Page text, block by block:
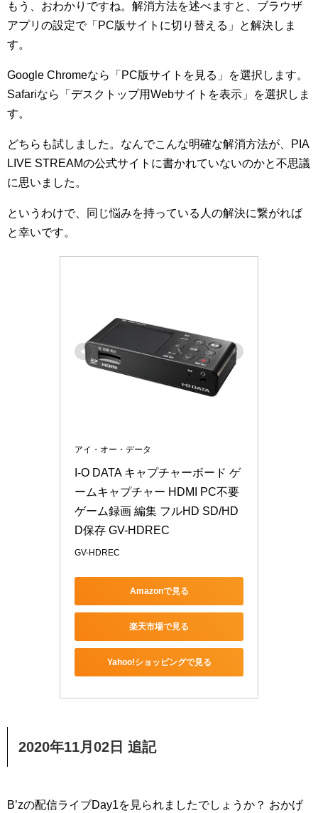
もう、おわかりですね。解消方法を述べますと、ブラウザ
アプリの設定で「PC版サイトに切り替える」と解決しま
す。
Google Chromeなら「PC版サイトを見る」を選択します。
Safariなら「デスクトップ用Webサイトを表示」を選択しま
す。
どちらも試しました。なんでこんな明確な解消方法が、PIA
LIVE STREAMの公式サイトに書かれていないのかと不思議
に思いました。
というわけで、同じ悩みを持っている人の解決に繋がれば
と幸いです。
アイ・オー・データ
I-O DATA キャプチャーボード ゲ
ームキャプチャー HDMI PC不要
ゲーム録画 編集 フルHD SD/HD
D保存 GV-HDREC
GV-HDREC
Amazonで見る
楽天市場で見る
Yahoo!ショッピングで見る
2020年11月02日 追記
B’zの配信ライブDay1を見られましたでしょうか？ おかげ